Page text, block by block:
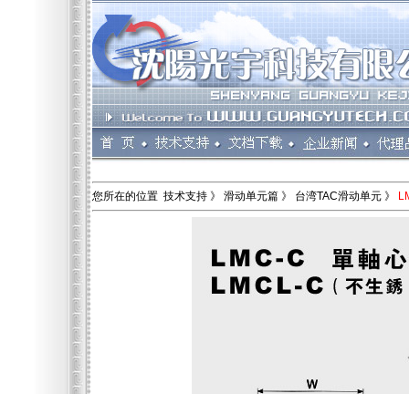
您所在的位置 技术支持 》 滑动单元篇 》 台湾TAC滑动单元 》